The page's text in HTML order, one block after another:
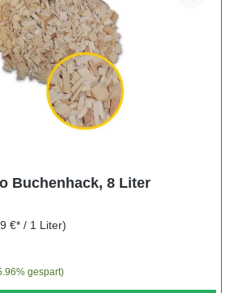
Buchenhack, 8 Liter
€* / 1 Liter)
gespart)